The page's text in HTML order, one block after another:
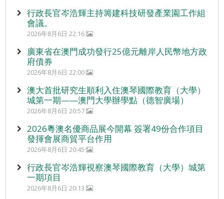
行政長官岑浩輝主持籌建科技研發產業園工作組
會議。
2026年8月6日 22:16
廣東省在澳門成功發行25億元離岸人民幣地方政
府債券
2026年8月6日 22:00
澳大首批研究生順利入住澳琴國際教育（大學）
城第一期——澳門大學辦學點（德智廣場）
2026年8月6日 20:57
2026粵澳名優商品展今開幕 簽署49份合作項目
發揮會展商貿平台作用
2026年8月6日 20:45
行政長官岑浩輝視察澳琴國際教育（大學）城第
一期項目
2026年8月6日 20:13